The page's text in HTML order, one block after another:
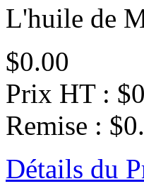
L'huile de
$0.00
Prix HT :
Remise :
Détails du